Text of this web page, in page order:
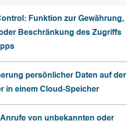
Funktion zur Gewährung,
Beschränkung des Zugriffs
persönlicher Daten auf der
in einem Cloud-Speicher
von unbekannten oder